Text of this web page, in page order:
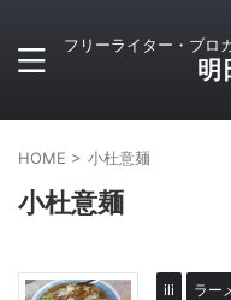
フリーライター・ブロ
明
HOME > 小杜意麺
小杜意麺
ili ラー